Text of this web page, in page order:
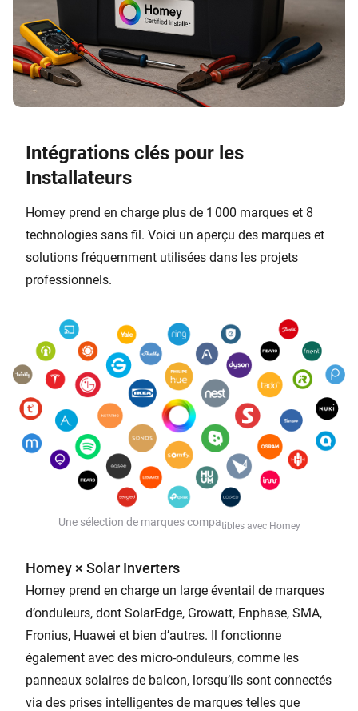
Intégrations clés pour les
Installateurs
Homey prend en charge plus de 1 000 marques et 8
technologies sans fil. Voici un aperçu des marques et
solutions fréquemment utilisées dans les projets
professionnels.
Une sélection de marques compatibles avec Homey
Homey × Solar Inverters
Homey prend en charge un large éventail de marques
d’onduleurs, dont SolarEdge, Growatt, Enphase, SMA,
Fronius, Huawei et bien d’autres. Il fonctionne
également avec des micro-onduleurs, comme les
panneaux solaires de balcon, lorsqu’ils sont connectés
via des prises intelligentes de marques telles que